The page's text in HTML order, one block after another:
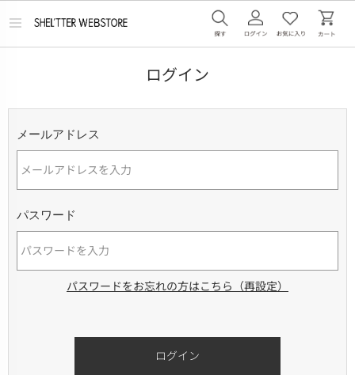
メ
ログイン
メールアドレス
パスワード
パスワードをお忘れの方はこちら（再設定）